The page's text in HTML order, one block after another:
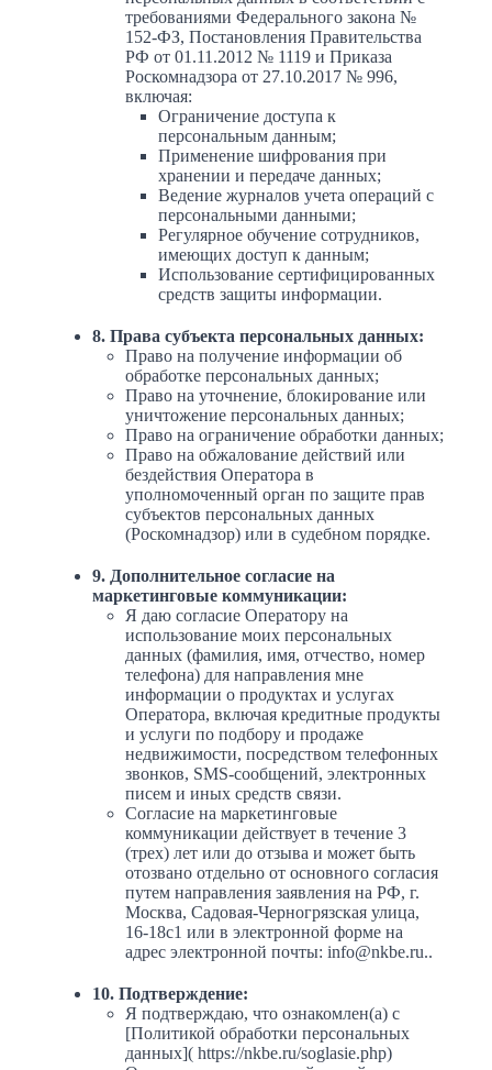
требованиями Федерального закона №
152-ФЗ, Постановления Правительства
РФ от 01.11.2012 № 1119 и Приказа
Роскомнадзора от 27.10.2017 № 996,
включая:
Ограничение доступа к
персональным данным;
Применение шифрования при
хранении и передаче данных;
Ведение журналов учета операций с
персональными данными;
Регулярное обучение сотрудников,
имеющих доступ к данным;
Использование сертифицированных
средств защиты информации.
8. Права субъекта персональных данных:
Право на получение информации об
обработке персональных данных;
Право на уточнение, блокирование или
уничтожение персональных данных;
Право на ограничение обработки данных;
Право на обжалование действий или
бездействия Оператора в
уполномоченный орган по защите прав
субъектов персональных данных
(Роскомнадзор) или в судебном порядке.
9. Дополнительное согласие на
маркетинговые коммуникации:
Я даю согласие Оператору на
использование моих персональных
данных (фамилия, имя, отчество, номер
телефона) для направления мне
информации о продуктах и услугах
Оператора, включая кредитные продукты
и услуги по подбору и продаже
недвижимости, посредством телефонных
звонков, SMS-сообщений, электронных
писем и иных средств связи.
Согласие на маркетинговые
коммуникации действует в течение 3
(трех) лет или до отзыва и может быть
отозвано отдельно от основного согласия
путем направления заявления на РФ, г.
Москва, Садовая-Черногрязская улица,
16-18с1 или в электронной форме на
адрес электронной почты: info@nkbe.ru..
10. Подтверждение:
Я подтверждаю, что ознакомлен(а) с
[Политикой обработки персональных
данных]( https://nkbe.ru/soglasie.php)